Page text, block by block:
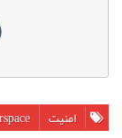
امنیت